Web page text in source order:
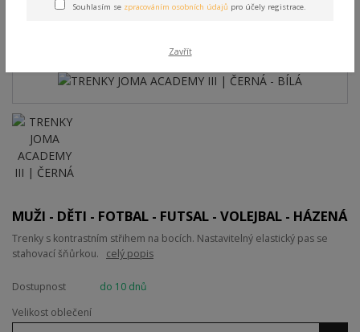
ČERNÁ - BÍLÁ
MUŽI - DĚTI - FOTBAL - FUTSAL - VOLEJBAL - HÁZENÁ
Trenky s kontrastním střihem na bocích. Nastavitelný elastický pas se
stahovací šňůrkou. celý popis
Dostupnost
do 10 dnů
Velikost oblečení
Souhlasím se zpracováním osobních údajů pro účely registrace.
Zavřít